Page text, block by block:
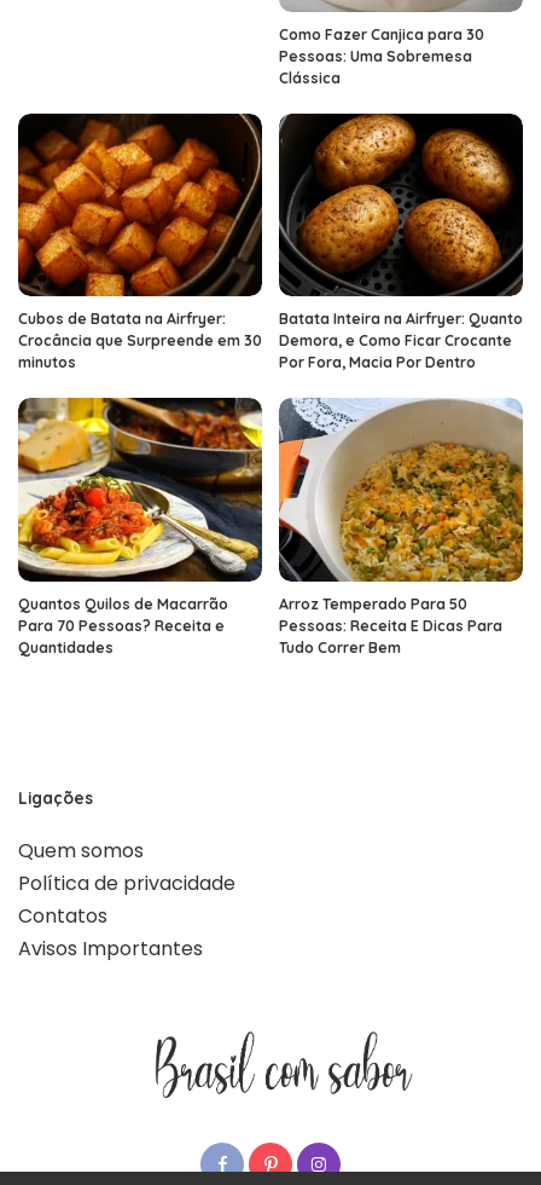
Como Fazer Canjica para 30
Pessoas: Uma Sobremesa
Clássica
Cubos de Batata na Airfryer:
Crocância que Surpreende em 30
minutos
Batata Inteira na Airfryer: Quanto
Demora, e Como Ficar Crocante
Por Fora, Macia Por Dentro
Quantos Quilos de Macarrão
Para 70 Pessoas? Receita e
Quantidades
Arroz Temperado Para 50
Pessoas: Receita E Dicas Para
Tudo Correr Bem
Ligações
Quem somos
Política de privacidade
Contatos
Avisos Importantes